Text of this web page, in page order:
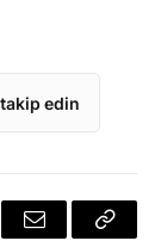
edin